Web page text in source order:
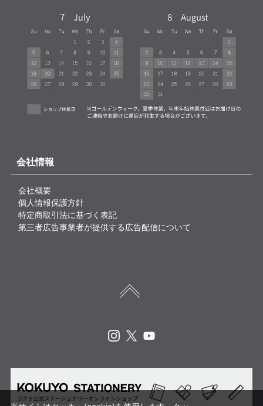
会社情報
会社概要
個人情報保護方針
特定商取引法に基づく表記
第三者広告事業者が提供する広告配信について